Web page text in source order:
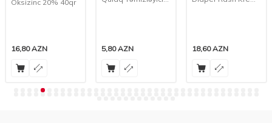
Oksizinc 20% 40qr
16,80AZN 5,80AZN 18,60AZN